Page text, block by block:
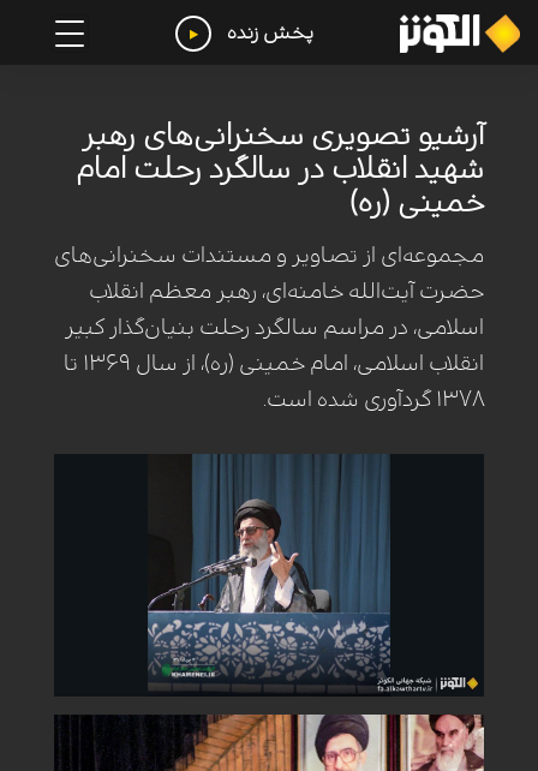
پخش زنده
آرشیو تصویری سخنرانی‌های رهبر
شهید انقلاب در سالگرد رحلت امام
خمینی (ره)
مجموعه‌ای از تصاویر و مستندات سخنرانی‌های
حضرت آیت‌الله خامنه‌ای، رهبر معظم انقلاب
اسلامی، در مراسم سالگرد رحلت بنیان‌گذار کبیر
انقلاب اسلامی، امام خمینی (ره)، از سال ۱۳۶۹ تا
۱۳۷۸ گردآوری شده است.